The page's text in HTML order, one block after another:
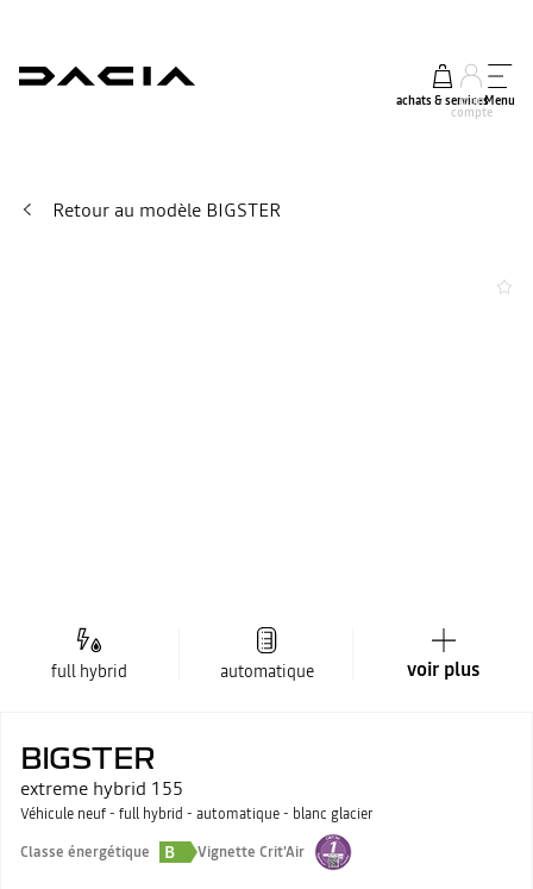
achats & services
mon
compte
Menu
Retour au modèle BIGSTER
full hybrid automatique voir plus
BIGSTER
extreme hybrid 155
Véhicule neuf - full hybrid - automatique - blanc glacier
Classe énergétique
B Vignette Crit'Air